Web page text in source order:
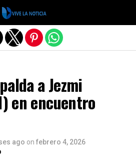
a Jezmi
en encuentro
ago on febrero 4, 2026
la versión móvil